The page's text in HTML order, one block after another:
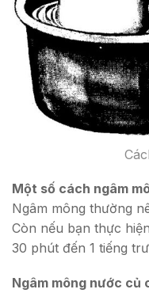
Một số cách ngâm
Ngâm mông thường
Còn nếu bạn thực
30 phút đến 1 tiếng
Ngâm mông nước củ